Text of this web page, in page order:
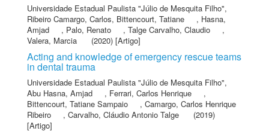
Universidade Estadual Paulista "Júlio de Mesquita Filho",
Ribeiro Camargo, Carlos, Bittencourt, Tatiane , Hasna,
Amjad
, Palo, Renato , Talge Carvalho, Claudio
,
Valera, Marcia
(2020) [Artigo]
Acting and knowledge of emergency rescue teams
in dental trauma
Universidade Estadual Paulista "Júlio de Mesquita Filho",
Abu Hasna, Amjad
, Ferrari, Carlos Henrique
,
Bittencourt, Tatiane Sampaio
, Camargo, Carlos Henrique
Ribeiro
, Carvalho, Cláudio Antonio Talge
(2019)
[Artigo]